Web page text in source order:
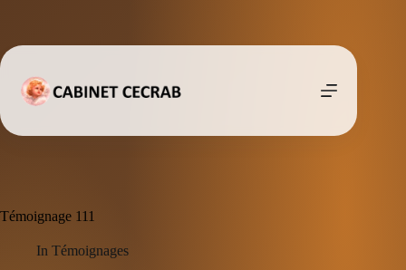
Témoignage 111
In Témoignages